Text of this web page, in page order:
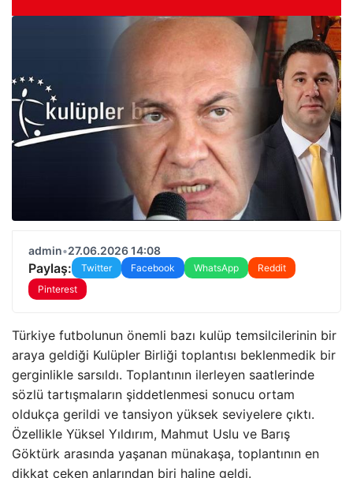
admin•27.06.2026 14:08
Paylaş: Twitter Facebook WhatsApp
Reddit
Pinterest
Türkiye futbolunun önemli bazı kulüp temsilcilerinin bir
araya geldiği Kulüpler Birliği toplantısı beklenmedik bir
gerginlikle sarsıldı. Toplantının ilerleyen saatlerinde
sözlü tartışmaların şiddetlenmesi sonucu ortam
oldukça gerildi ve tansiyon yüksek seviyelere çıktı.
Özellikle Yüksel Yıldırım, Mahmut Uslu ve Barış
Göktürk arasında yaşanan münakaşa, toplantının en
dikkat çeken anlarından biri haline geldi.